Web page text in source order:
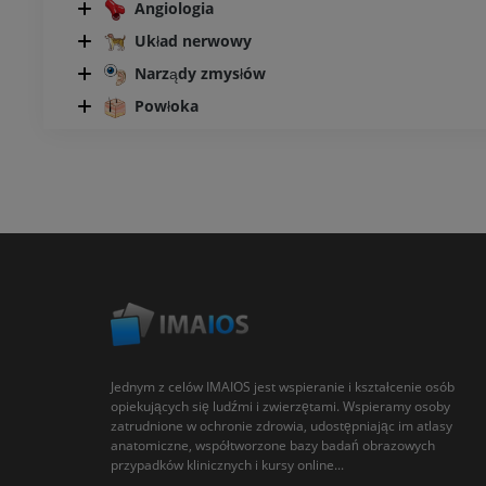
Angiologia
Układ nerwowy
Narządy zmysłów
Powłoka
Jednym z celów IMAIOS jest wspieranie i kształcenie osób
opiekujących się ludźmi i zwierzętami. Wspieramy osoby
zatrudnione w ochronie zdrowia, udostępniając im atlasy
anatomiczne, współtworzone bazy badań obrazowych
przypadków klinicznych i kursy online...